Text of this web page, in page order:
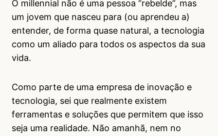
O millennial não é uma pessoa “rebelde”, mas
um jovem que nasceu para (ou aprendeu a)
entender, de forma quase natural, a tecnologia
como um aliado para todos os aspectos da sua
vida.
Como parte de uma empresa de inovação e
tecnologia, sei que realmente existem
ferramentas e soluções que permitem que isso
seja uma realidade. Não amanhã, nem no